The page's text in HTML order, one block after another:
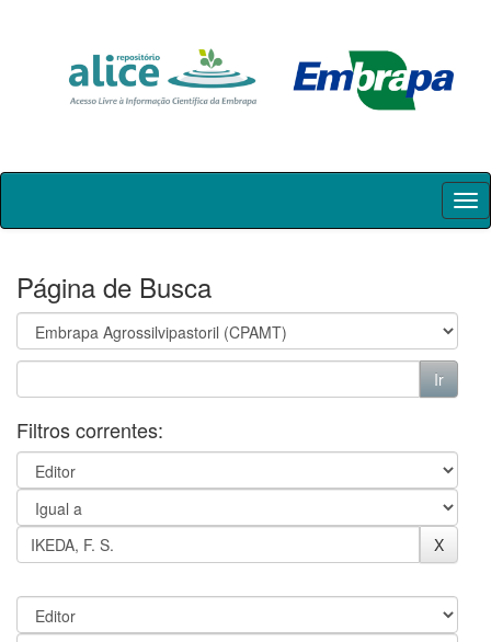
Skip
Página de Busca
Filtros correntes: